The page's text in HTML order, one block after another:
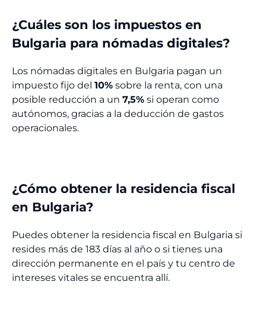
¿Cuáles son los impuestos en
Bulgaria para nómadas digitales?
Los nómadas digitales en Bulgaria pagan un
impuesto fijo del 10% sobre la renta, con una
posible reducción a un 7,5% si operan como
autónomos, gracias a la deducción de gastos
operacionales.
¿Cómo obtener la residencia fiscal
en Bulgaria?
Puedes obtener la residencia fiscal en Bulgaria si
resides más de 183 días al año o si tienes una
dirección permanente en el país y tu centro de
intereses vitales se encuentra allí.